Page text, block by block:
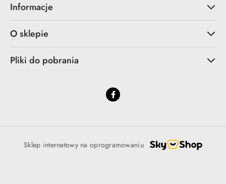
Informacje
O sklepie
Pliki do pobrania
Sklep internetowy na oprogramowaniu